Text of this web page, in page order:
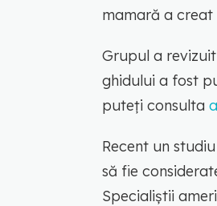
mamară a creat
Grupul a
ghidului a fost
puteți consulta
Recent un
să fie
Specialiștii